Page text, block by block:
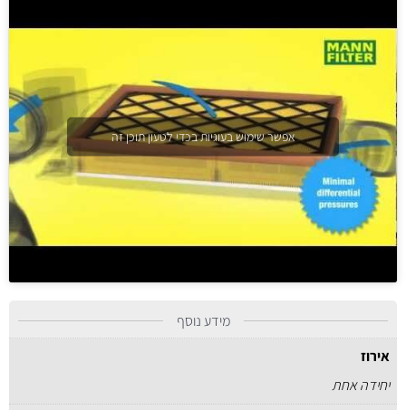
אפשר שימוש בעוגיות בכדי לטעון תוכן זה
מידע נוסף
אירוז
יחידה אחת